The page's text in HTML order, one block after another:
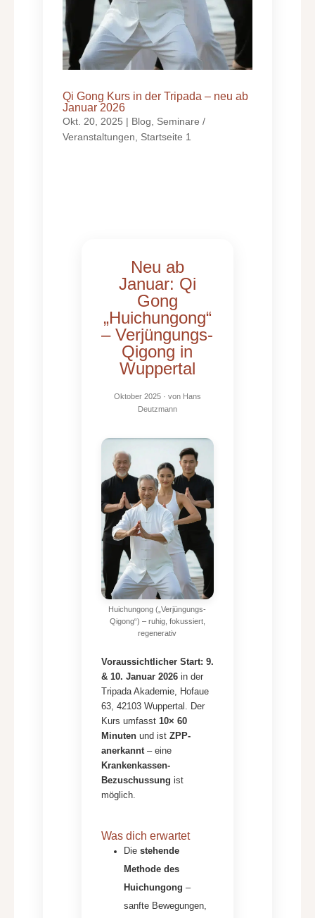
Qi Gong Kurs in der Tripada – neu ab
Januar 2026
Okt. 20, 2025 | Blog
Seminare /
Veranstaltungen
Startseite 1
Neu ab
Januar: Qi
Gong
„Huichungong“
– Verjüngungs-
Qigong in
Wuppertal
Oktober 2025· von Hans
Deutzmann
Huichungong („Verjüngungs-
Qigong“) – ruhig, fokussiert,
regenerativ
Voraussichtlicher Start: 9.
& 10. Januar 2026in der
Tripada Akademie, Hofaue
63, 42103 Wuppertal. Der
Kurs umfasst 10× 60
Minutenund ist ZPP-
anerkannt– eine
Krankenkassen-
Bezuschussung ist
möglich.
Was dich erwartet
Diestehende
Methode des
Huichungong –
sanfte Bewegungen,